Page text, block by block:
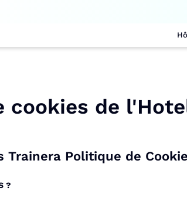
cookies de
Trainera Politique de
?